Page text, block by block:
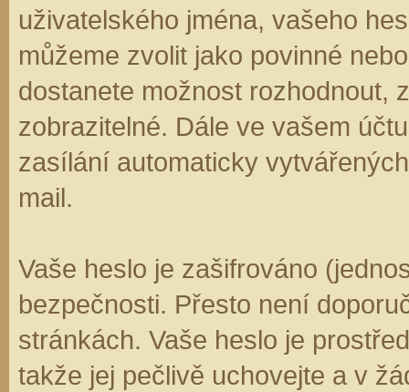
uživatelského jména, vašeho
můžeme zvolit jako povinné
dostanete možnost rozhodnout,
zobrazitelné. Dále ve vašem
zasílání automaticky
mail.
Vaše heslo je zašifrováno
bezpečnosti. Přesto není
stránkách. Vaše heslo je
takže jej pečlivě uchovejte a v